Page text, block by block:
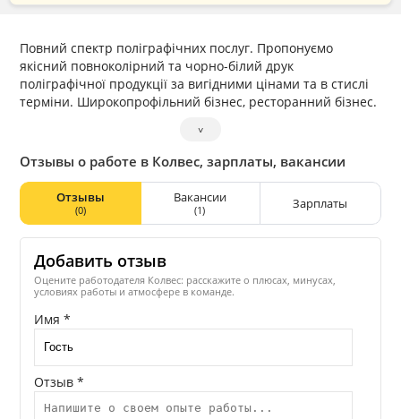
Повний спектр поліграфічних послуг. Пропонуємо
якісний повноколірний та чорно-білий друк
поліграфічної продукції за вигідними цінами та в стислі
терміни. Широкопрофільний бізнес, ресторанний бізнес.
˅
Отзывы о работе в Колвес, зарплаты, вакансии
Отзывы
(0)
Вакансии
(1) Зарплаты
Добавить отзыв
Оцените работодателя Колвес: расскажите о плюсах, минусах,
условиях работы и атмосфере в команде.
Имя *
Отзыв *